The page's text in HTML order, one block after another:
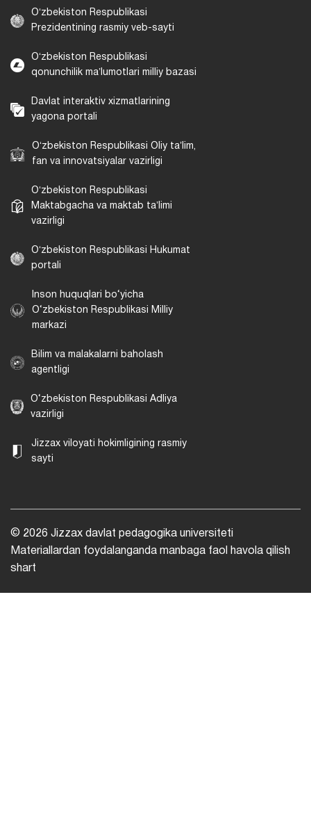
Oʻzbekiston Respublikasi
Prezidentining rasmiy veb-sayti
Oʻzbekiston Respublikasi
qonunchilik maʼlumotlari milliy bazasi
Davlat interaktiv xizmatlarining
yagona portali
Oʻzbekiston Respublikasi Oliy taʼlim,
fan va innovatsiyalar vazirligi
Oʻzbekiston Respublikasi
Maktabgacha va maktab taʼlimi
vazirligi
Oʻzbekiston Respublikasi Hukumat
portali
Inson huquqlari bo‘yicha
O‘zbekiston Respublikasi Milliy
markazi
Bilim va malakalarni baholash
agentligi
O‘zbekiston Respublikasi Adliya
vazirligi
Jizzax viloyati hokimligining rasmiy
sayti
© 2026 Jizzax davlat pedagogika universiteti
Materiallardan foydalanganda manbaga faol havola qilish
shart